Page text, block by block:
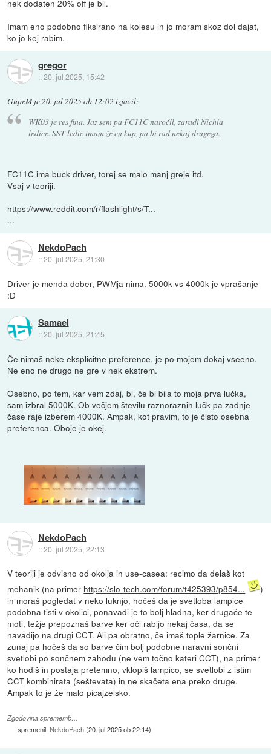
nek dodaten 20% off je bil.
Imam eno podobno fiksirano na kolesu in jo moram skoz dol dajat,
ko jo kej rabim.
gregor
::20. jul 2025, 15:42
GupeMje20. jul 2025 ob 12:02 izjavil:
WK03 je res fina. Jaz sem pa FC11C naročil, zaradi Nichia
ledice. SST ledic imam že en kup, pa bi rad nekaj drugega.
FC11C ima buck driver, torej se malo manj greje itd.
Vsaj v teoriji.
https://www.reddit.com/r/flashlight/s/T...
...
NekdoPach
::20. jul 2025, 21:30
Driver je menda dober, PWMja nima. 5000k vs 4000k je vprašanje
:D
Samael
::20. jul 2025, 21:45
Če nimaš neke eksplicitne preference, je po mojem dokaj vseeno.
Ne eno ne drugo ne gre v nek ekstrem.
Osebno, po tem, kar vem zdaj, bi, če bi bila to moja prva lučka,
sam izbral 5000K. Ob večjem številu raznoraznih lučk pa zadnje
čase raje izberem 4000K. Ampak, kot pravim, to je čisto osebna
preferenca. Oboje je okej.
NekdoPach
::20. jul 2025, 22:13
V teoriji je odvisno od okolja in use-casea: recimo da delaš kot
mehanik (na primer https://slo-tech.com/forum/t425393/p854...
)
in moraš pogledat v neko luknjo, hočeš da je svetloba lampice
podobna tisti v okolici, ponavadi je to bolj hladna, ker drugače te
moti, težje prepoznaš barve ker oči rabijo nekaj časa, da se
navadijo na drugi CCT. Ali pa obratno, če imaš tople žarnice. Za
zunaj pa hočeš da so barve čim bolj podobne naravni sončni
svetlobi po sončnem zahodu (ne vem točno kateri CCT), na primer
ko hodiš in postaja pretemno, vklopiš lampico, se svetlobi z istim
CCT kombinirata (seštevata) in ne skačeta ena preko druge.
Ampak to je že malo picajzelsko.
Zgodovina sprememb…
spremenil:NekdoPach(20. jul 2025 ob 22:14)